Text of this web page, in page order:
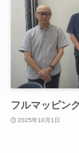
フルマッピン
2025年10月1日